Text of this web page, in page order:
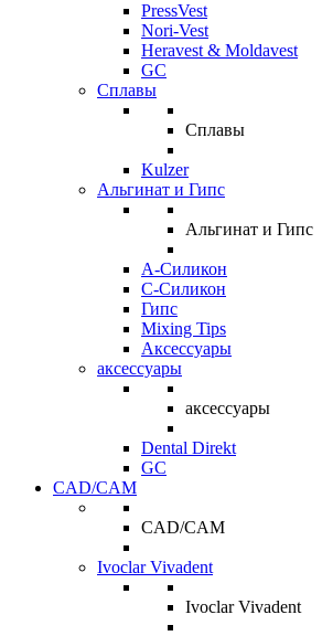
PressVest
Nori-Vest
Heravest & Moldavest
GC
Сплавы
Сплавы
Kulzer
Альгинат и Гипс
Альгинат и Гипс
A-Силикон
C-Силикон
Гипс
Mixing Tips
Аксессуары
аксессуары
аксессуары
Dental Direkt
GC
CAD/CAM
CAD/CAM
Ivoclar Vivadent
Ivoclar Vivadent